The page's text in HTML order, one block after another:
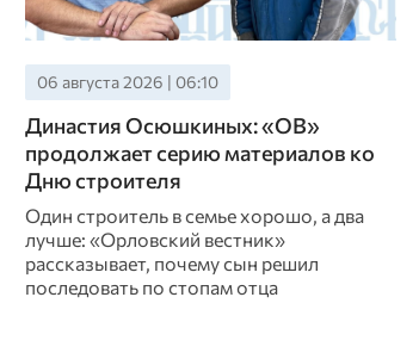
06 августа 2026 | 06:10
Династия Осюшкиных: «ОВ»
продолжает серию материалов ко
Дню строителя
Один строитель в семье хорошо, а два
лучше: «Орловский вестник»
рассказывает, почему сын решил
последовать по стопам отца